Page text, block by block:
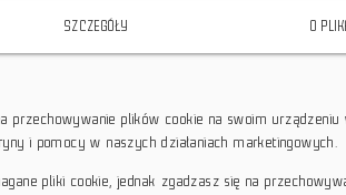
local_shipping Dotyczy wysyłki na terenie
SZCZEGÓŁY O
przechowywanie plików cookie na swoim urządzeniu
i pomocy w naszych działaniach marketingowych.
pliki cookie, jednak zgadzasz się na